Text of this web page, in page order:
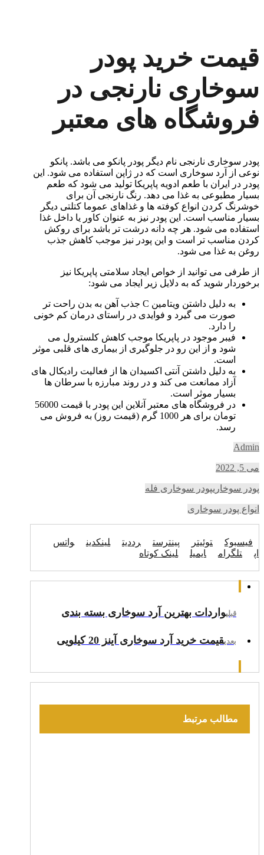
قیمت خرید پودر
سوخاری نارنجی در
فروشگاه های معتبر
پودر سوخاری نارنجی نام دیگر پودر پانکو می باشد. پانکو
نوعی از آرد سوخاری است که در ژاپن استفاده می شود. این
پودر در ایران با طعم ادویه پاپریکا تولید می شود که طعم
بسیار مطبوعی به غذا می دهد. رنگ نارنجی آن برای
خوشرنگ کردن انواع کوفته ها و غذاهای عموما کتلتی دیگر
بسیار مناسب است. این پودر نیز به عنوان کاور یا داخل غذا
استفاده می شود. هر چه دانه درشت تر باشد برای روکش
کردن مناسب تر است و این پودر نیز موجب کاهش جذب
روغن به غذا می شود.
از طرفی می توانید از خواص ایجاد سلامتی پاپریکا نیز
برخوردار شوید که به دلایل زیر ایجاد می شود:
به دلیل داشتن ویتامین C جذب آهن به بدن راحت تر
صورت می گیرد و فوایدی در راستای درمان کم خونی
را دارد.
فیبر موجود در پاپریکا موجب کاهش کلسترول می
شود و از این رو در جلوگیری از بیماری های قلبی موثر
است.
به دلیل داشتن آنتی اکسیدان ها از فعالیت رادیکال های
آزاد ممانعت می کند و در روند مبارزه با سرطان ها
بسیار موثر است.
در فروشگاه های معتبر آنلاین این پودر با قیمت 56000
تومان برای هر 1000 گرم (قیمت روز) به فروش می
رسد.
Admin
می 5, 2022
پودر سوخاریپودر سوخاری فله
انواع پودر سوخاری
فیسبوک توئیتر پینترست رددیت لینکدین
واتس
اپ
تلگرام ایمیل لینک کوتاه
قبلیواردات بهترین آرد سوخاری بسته بندی
بعدیقیمت خرید آرد سوخاری آینز 20 کیلویی
مطالب مرتبط